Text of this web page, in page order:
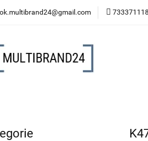
733371118
MEBLE